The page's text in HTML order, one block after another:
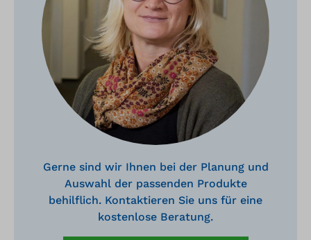
Gerne sind wir Ihnen bei der Planung und
Auswahl der passenden Produkte
behilflich. Kontaktieren Sie uns für eine
kostenlose Beratung.